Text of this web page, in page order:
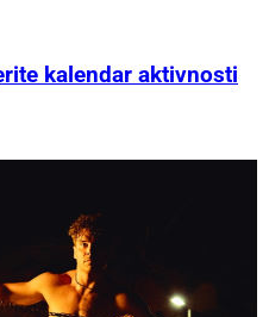
kalendar aktivnosti